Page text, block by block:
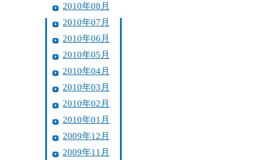
2010年08月
2010年07月
2010年06月
2010年05月
2010年04月
2010年03月
2010年02月
2010年01月
2009年12月
2009年11月